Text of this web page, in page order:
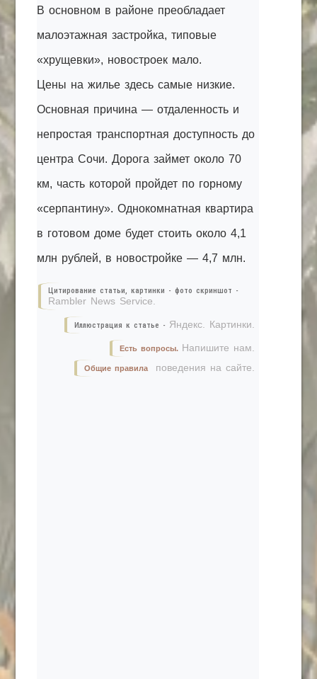
В основном в районе преобладает
малоэтажная застройка, типовые
«хрущевки», новостроек мало.
Цены на жилье здесь самые низкие.
Основная причина — отдаленность и
непростая транспортная доступность до
центра Сочи. Дорога займет около 70
км, часть которой пройдет по горному
«серпантину». Однокомнатная квартира
в готовом доме будет стоить около 4,1
млн рублей, в новостройке — 4,7 млн.
Цитирование статьи, картинки - фото скриншот -
Rambler News Service.
Иллюстрация к статье - Яндекс. Картинки.
Есть вопросы. Напишите нам.
Общие правила поведения на сайте.